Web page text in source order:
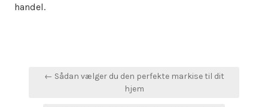
handel.
Indlægsnavigation
← Sådan vælger du den perfekte markise til dit
hjem